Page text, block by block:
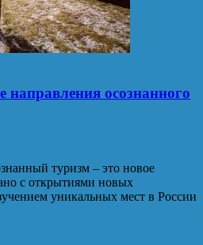
осознанного
туризм – это новое
с открытиями новых
уникальных мест в России